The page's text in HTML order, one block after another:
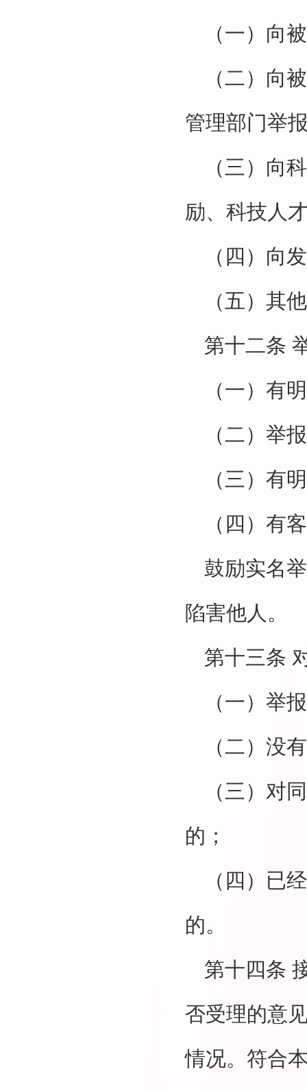
（一）向
（二）向
管理部门举
（三）向
励、科技人
（四）向
（五）其
第十二条
（一）有
（二）举
（三）有
（四）有
鼓励实名
陷害他人。
第十三条
（一）举
（二）没
（三）对
的；
（四）已
的。
第十四条
否受理的意
情况。符合